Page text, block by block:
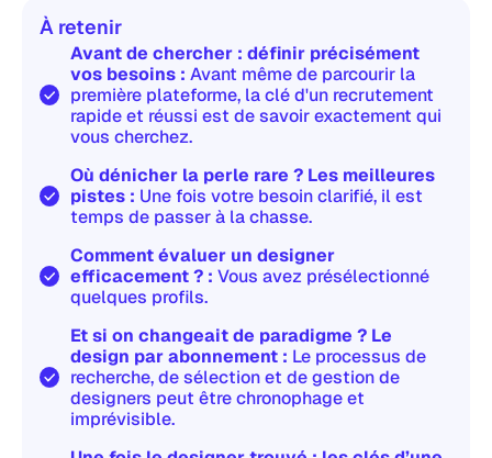
À retenir
Avant de chercher : définir précisément
vos besoins : Avant même de parcourir la
première plateforme, la clé d'un recrutement
rapide et réussi est de savoir exactement qui
vous cherchez.
Où dénicher la perle rare ? Les meilleures
pistes : Une fois votre besoin clarifié, il est
temps de passer à la chasse.
Comment évaluer un designer
efficacement ? : Vous avez présélectionné
quelques profils.
Et si on changeait de paradigme ? Le
design par abonnement : Le processus de
recherche, de sélection et de gestion de
designers peut être chronophage et
imprévisible.